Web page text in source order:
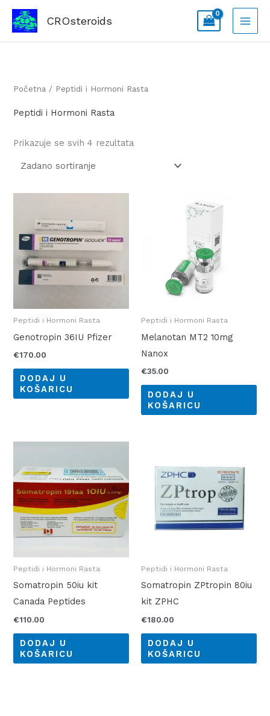
Skip
content
CROsteroids
Početna / Peptidi i Hormoni Rasta
Peptidi i Hormoni Rasta
Prikazuje se svih 4 rezultata
Peptidi i Hormoni Rasta
Genotropin 36IU Pfizer
€170.00
DODAJ U
KOŠARICU
Peptidi i Hormoni Rasta
Melanotan MT2 10mg
Nanox
€35.00
DODAJ U
KOŠARICU
Peptidi i Hormoni Rasta
Somatropin 50iu kit
Canada Peptides
€110.00
DODAJ U
KOŠARICU
Peptidi i Hormoni Rasta
Somatropin ZPtropin 80iu
kit ZPHC
€180.00
DODAJ U
KOŠARICU